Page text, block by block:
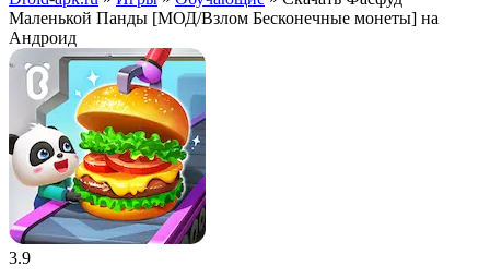
Маленькой Панды [МОД/Взлом Бесконечные монеты] на
Андроид
3.9